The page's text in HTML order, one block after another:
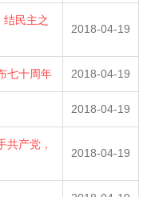
结民主之
2018-04-19
七十周年 2018-04-19
2018-04-19
共产党，
2018-04-19